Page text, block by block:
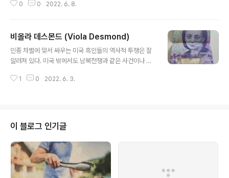
급격히 상승해서 일어나는 현상이기도 한데 대부분 이를
는 하지만 가능한 빨리 마치고 돌아서 가게 되어 있습니다.
이를 위한 방책이라는 것입니다. 남자들의 조루가 여기서
왔다고도 합니다. 종교와는 직접 관계가 없습니다. 유럽에
게 보이기는 하지만 그 훨씬 이전인 159년경 갈렌(Galen)
0 0 2022. 6. 8.
비올라 데스몬드 (Viola Desmond)
인종 차별에 맞서 싸우는 미국 흑인들의 역사적 투쟁은 잘
알려져 있다. 미국 밖에서도 남북전쟁과 같은 사건이나 마
사람들이 많다. 많은 사람들은 또한 캐나다에서 탈출한 노
에 대항하는 그들만의 투쟁이 있었다는 사실을 종종 잊어
버린다. 하지만, 캐나다에는 그들만의 인권 영웅들이 있다.
그들 중 한 명은 비올라 데스몬드라는 여성이다. 비올라 데
스몬드는 20세기 전반 노바스코샤의 핼리팩스에서 자랐
다. 핼리팩스에는 오랫동안 정착된 활기찬 흑인 공동체가
있었다. 그럼에도 불구하고, 비록 이 기..
1 0 2022. 6. 3.
이 블로그 인기글